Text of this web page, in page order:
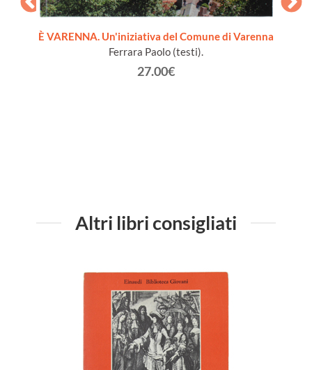
È VARENNA. Un'iniziativa del Comune di Varenna
Ferrara Paolo (testi).
27.00€
Altri libri consigliati